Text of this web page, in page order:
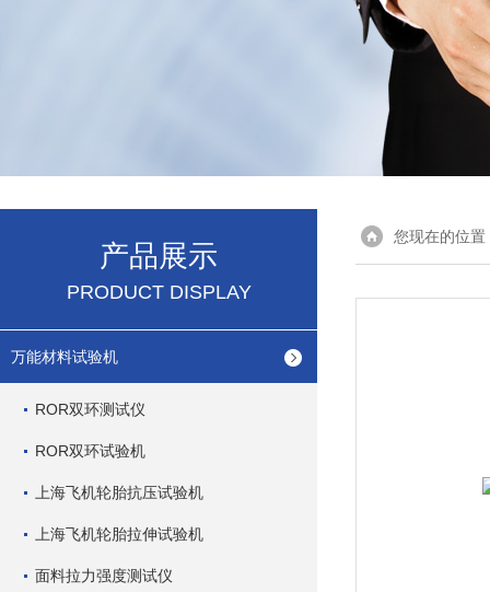
产品展示
PRODUCT DISPLAY
万能材料试验机
ROR双环测试仪
ROR双环试验机
上海飞机轮胎抗压试验机
上海飞机轮胎拉伸试验机
面料拉力强度测试仪
您现在的位置